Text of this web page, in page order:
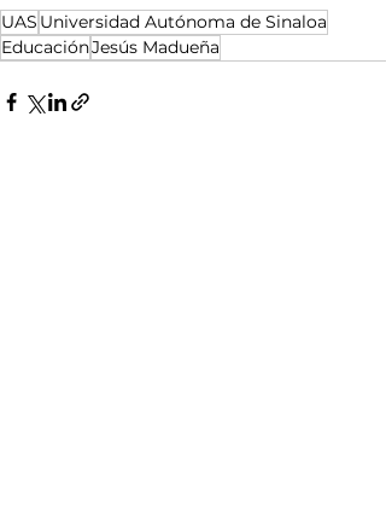
UAS Universidad Autónoma de Sinaloa
EducaciónJesús Madueña